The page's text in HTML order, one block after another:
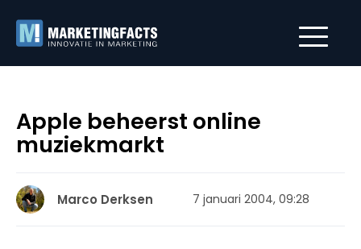
Apple beheerst online
muziekmarkt
Marco Derksen 7 januari 2004, 09:28